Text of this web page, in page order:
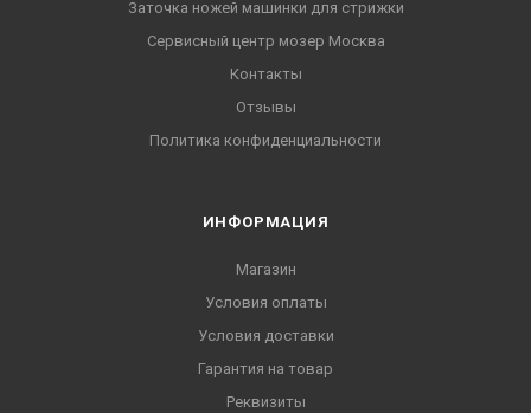
Заточка ножей машинки для стрижки
Сервисный центр мозер Москва
Контакты
Отзывы
Политика конфиденциальности
ИНФОРМАЦИЯ
Магазин
Условия оплаты
Условия доставки
Гарантия на товар
Реквизиты